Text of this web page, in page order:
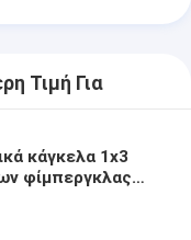
Τιμή Για
κάγκελα 1x3
φίμπεργκλας